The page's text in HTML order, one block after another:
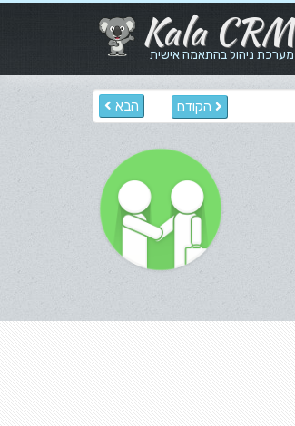
Kala CRM
מערכת ניהול בהתאמה אישית
הקודם הבא